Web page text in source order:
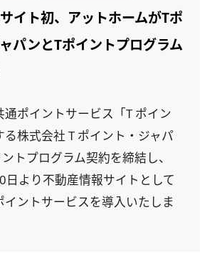
イト初、アットホームがTポ
パンとTポイントプログラム
通ポイントサービス「T ポイン
る株式会社 T ポイント・ジャパ
トプログラム契約を締結し、
より不動産情報サイトとして
イントサービスを導入いたしま